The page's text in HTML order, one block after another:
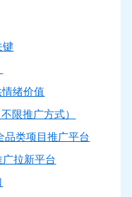
键
绪价值
限推广方式）
品类项目推广平台
拉新平台